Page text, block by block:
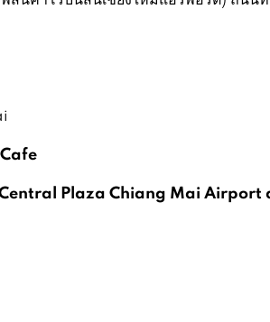
Plaza Chiang Mai